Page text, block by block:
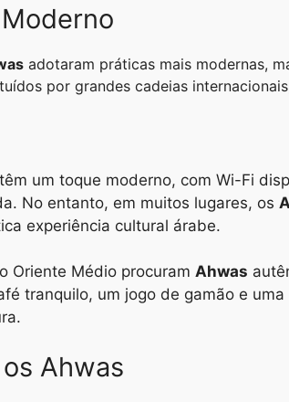
adotaram práticas mais modernas,
por grandes cadeias
um toque moderno, com Wi-Fi
No entanto, em muitos lugares, os
experiência cultural árabe.
Oriente Médio procuram Ahwas
tranquilo, um jogo de gamão e
Ahwas